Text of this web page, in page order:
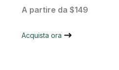
A partire da $149
Acquista ora